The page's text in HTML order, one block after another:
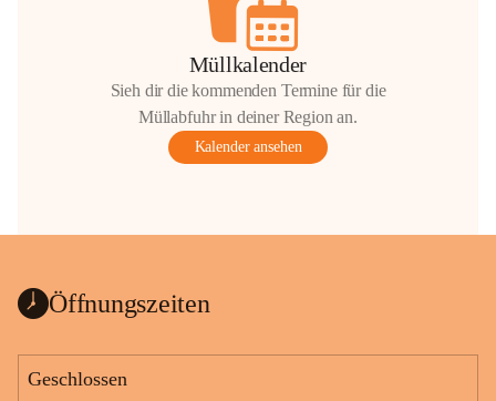
Müllkalender
Sieh dir die kommenden Termine für die
Müllabfuhr in deiner Region an.
Kalender ansehen
Öffnungszeiten
Geschlossen